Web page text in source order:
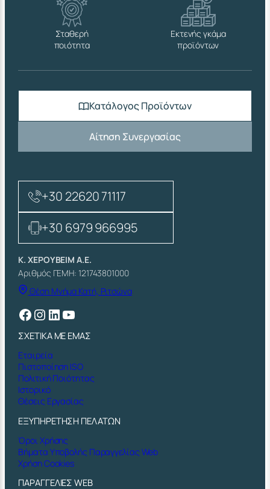
Σταθερή
ποιότητα
Εκτενής γκάμα
προϊόντων
Κατάλογος Προϊόντων
Αίτηση Συνεργασίας
+30 22620 71117
+30 6979 966995
Κ. ΧΕΡΟΥΒΕΙΜ Α.Ε.
Αριθμός ΓΕΜΗ: 121743801000
Θέση Μνήμα Κατή, Ριτσώνα
Facebook Instagram Linkedin YouTube
ΣΧΕΤΙΚΑ ΜΕ ΕΜΑΣ
Εταιρεία
Πιστοποίηση ISO
Πολιτική Ποιότητας
Ιστορικό
Θέσεις Εργασίας
ΕΞΥΠΗΡΕΤΗΣΗ ΠΕΛΑΤΩΝ
Όροι Χρήσης
Βήματα Υποβολής Παραγγελίας Web
Χρήση Cookies
ΠΑΡΑΓΓΕΛΙΕΣ WEB